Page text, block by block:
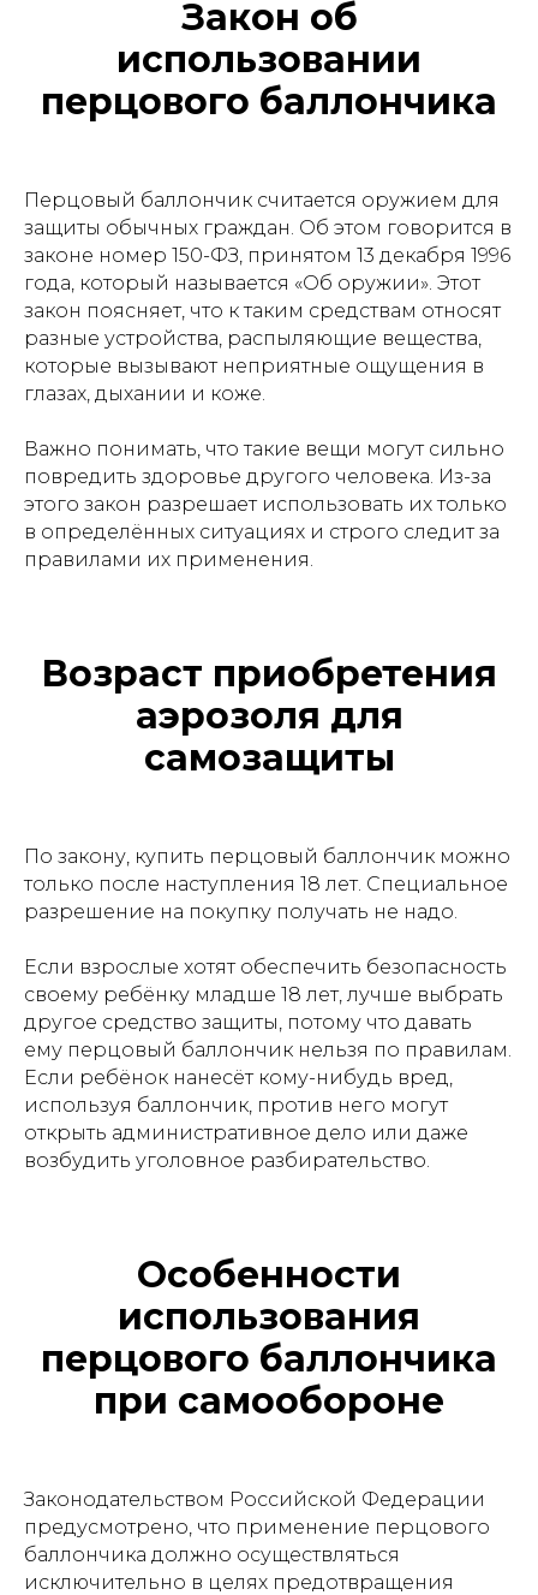
Закон об
использовании
перцового баллончика
Перцовый баллончик считается оружием для
защиты обычных граждан. Об этом говорится в
законе номер 150-ФЗ, принятом 13 декабря 1996
года, который называется «Об оружии». Этот
закон поясняет, что к таким средствам относят
разные устройства, распыляющие вещества,
которые вызывают неприятные ощущения в
глазах, дыхании и коже.
Важно понимать, что такие вещи могут сильно
повредить здоровье другого человека. Из-за
этого закон разрешает использовать их только
в определённых ситуациях и строго следит за
правилами их применения.
Возраст приобретения
аэрозоля для
самозащиты
По закону, купить перцовый баллончик можно
только после наступления 18 лет. Специальное
разрешение на покупку получать не надо.
Если взрослые хотят обеспечить безопасность
своему ребёнку младше 18 лет, лучше выбрать
другое средство защиты, потому что давать
ему перцовый баллончик нельзя по правилам.
Если ребёнок нанесёт кому-нибудь вред,
используя баллончик, против него могут
открыть административное дело или даже
возбудить уголовное разбирательство.
Особенности
использования
перцового баллончика
при самообороне
Законодательством Российской Федерации
предусмотрено, что применение перцового
баллончика должно осуществляться
исключительно в целях предотвращения